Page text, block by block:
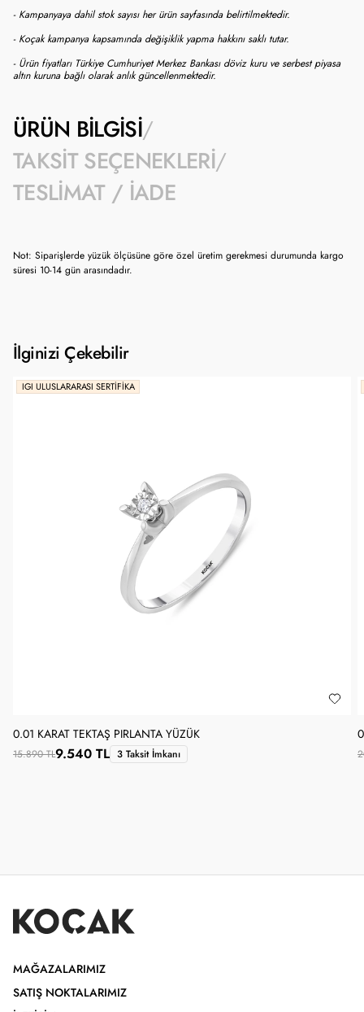
- Kampanyaya dahil stok sayısı her ürün sayfasında belirtilmektedir.
- Koçak kampanya kapsamında değişiklik yapma hakkını saklı tutar.
- Ürün fiyatları Türkiye Cumhuriyet Merkez Bankası döviz kuru ve serbest piyasa
altın kuruna bağlı olarak anlık güncellenmektedir.
ÜRÜN BILGISI
TAKSIT SEÇENEKLERI
TESLIMAT / İADE
Not: Siparişlerde yüzük ölçüsüne göre özel üretim gerekmesi durumunda kargo
süresi 10-14 gün arasındadır.
İlginizi Çekebilir
IGI ULUSLARARASI SERTIFIKA
0.01 KARAT TEKTAŞ PIRLANTA YÜZÜK
15.890 TL9.540 TL 3 Taksit İmkanı
MAĞAZALARIMIZ
SATIŞ NOKTALARIMIZ